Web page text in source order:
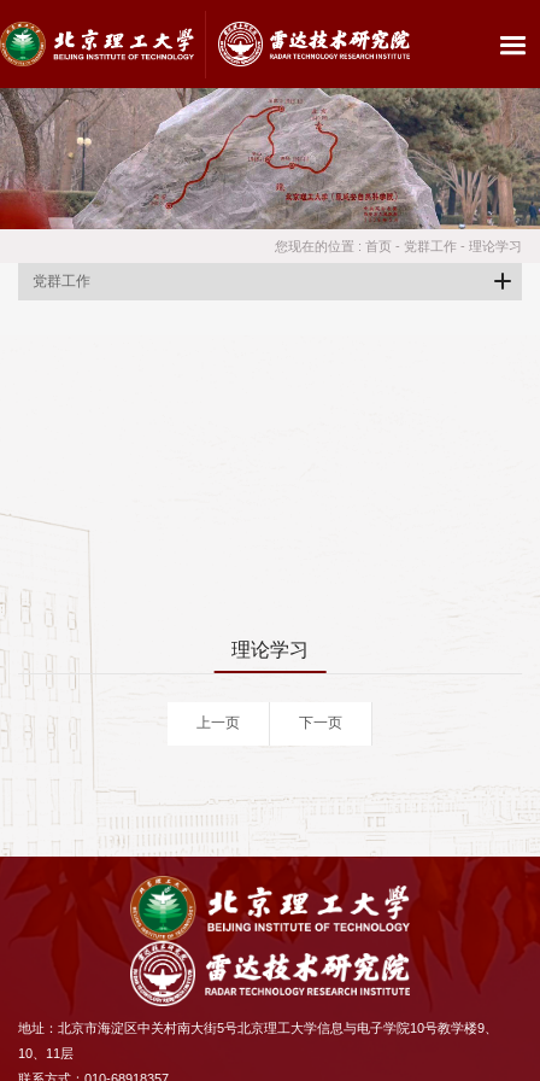
您现在的位置 : 首页 - 党群工作- 理论学习
党群工作
理论学习
上一页 下一页
地址：北京市海淀区中关村南大街5号北京理工大学信息与电子学院10号教学楼9、
10、11层
联系方式：010-68918357